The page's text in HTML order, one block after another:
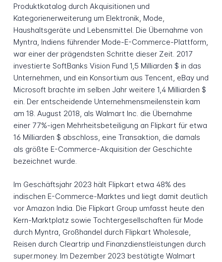
Produktkatalog durch Akquisitionen und
Kategorienerweiterung um Elektronik, Mode,
Haushaltsgeräte und Lebensmittel. Die Übernahme von
Myntra, Indiens führender Mode-E-Commerce-Plattform,
war einer der prägendsten Schritte dieser Zeit. 2017
investierte SoftBanks Vision Fund 1,5 Milliarden $ in das
Unternehmen, und ein Konsortium aus Tencent, eBay und
Microsoft brachte im selben Jahr weitere 1,4 Milliarden $
ein. Der entscheidende Unternehmensmeilenstein kam
am 18. August 2018, als Walmart Inc. die Übernahme
einer 77%-igen Mehrheitsbeteiligung an Flipkart für etwa
16 Milliarden $ abschloss, eine Transaktion, die damals
als größte E-Commerce-Akquisition der Geschichte
bezeichnet wurde.
Im Geschäftsjahr 2023 hält Flipkart etwa 48% des
indischen E-Commerce-Marktes und liegt damit deutlich
vor Amazon India. Die Flipkart Group umfasst heute den
Kern-Marktplatz sowie Tochtergesellschaften für Mode
durch Myntra, Großhandel durch Flipkart Wholesale,
Reisen durch Cleartrip und Finanzdienstleistungen durch
super.money. Im Dezember 2023 bestätigte Walmart